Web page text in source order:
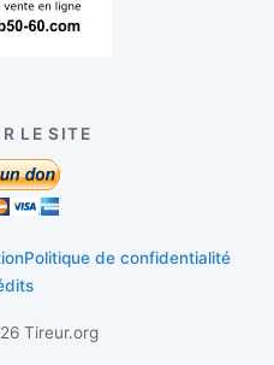
LE SITE
Politique de confidentialité
Tireur.org